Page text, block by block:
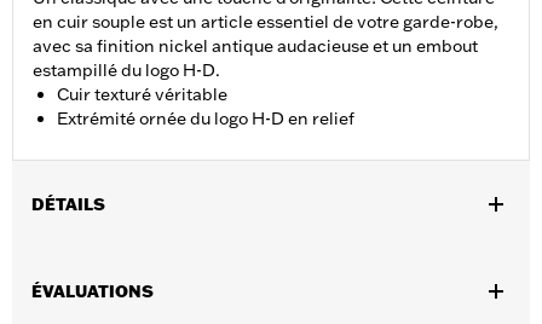
en cuir souple est un article essentiel de votre garde-robe,
avec sa finition nickel antique audacieuse et un embout
estampillé du logo H-D.
Cuir texturé véritable
Extrémité ornée du logo H-D en relief
DÉTAILS
Dimension Description:
ÉVALUATIONS